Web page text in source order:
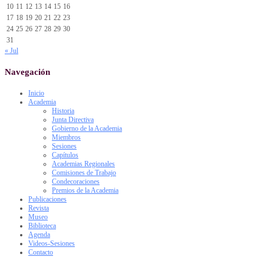
10 11 12 13 14 15 16
17 18 19 20 21 22 23
24 25 26 27 28 29 30
31
« Jul
Navegación
Inicio
Academia
Historia
Junta Directiva
Gobierno de la Academia
Miembros
Sesiones
Capítulos
Academias Regionales
Comisiones de Trabajo
Condecoraciones
Premios de la Academia
Publicaciones
Revista
Museo
Biblioteca
Agenda
Videos-Sesiones
Contacto